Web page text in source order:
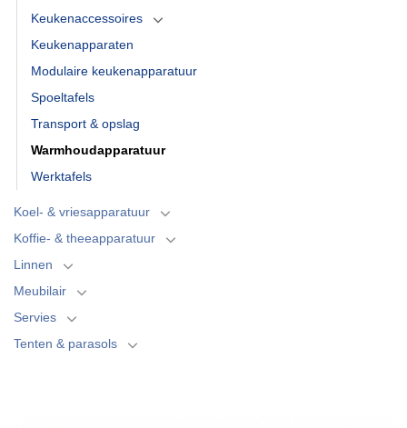
Keukenaccessoires
Keukenapparaten
Modulaire keukenapparatuur
Spoeltafels
Transport & opslag
Warmhoudapparatuur
Werktafels
Koel- & vriesapparatuur
Koffie- & theeapparatuur
Linnen
Meubilair
Servies
Tenten & parasols